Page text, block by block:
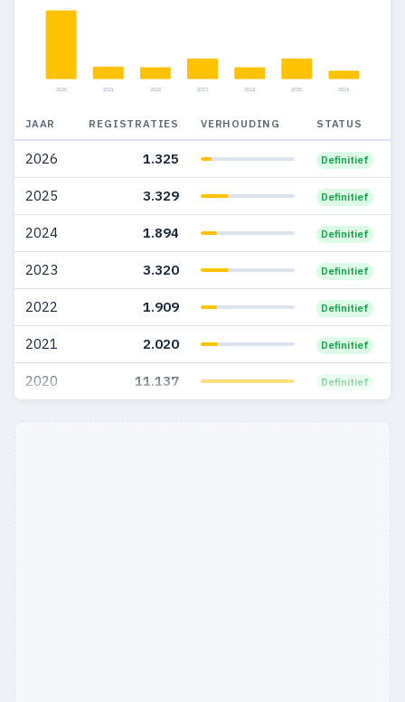
2020 2021 2022 2023 2024 2025 2026
JAAR REGISTRATIES VERHOUDING STATUS
2026 1.325 Definitief
2025 3.329 Definitief
2024 1.894 Definitief
2023 3.320 Definitief
2022 1.909 Definitief
2021 2.020 Definitief
2020 11.137 Definitief